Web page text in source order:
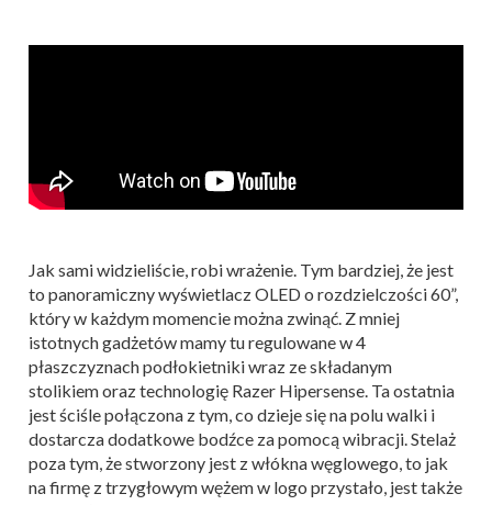
Jak sami widzieliście, robi wrażenie. Tym bardziej, że jest
to panoramiczny wyświetlacz OLED o rozdzielczości 60”,
który w każdym momencie można zwinąć. Z mniej
istotnych gadżetów mamy tu regulowane w 4
płaszczyznach podłokietniki wraz ze składanym
stolikiem oraz technologię Razer Hipersense. Ta ostatnia
jest ściśle połączona z tym, co dzieje się na polu walki i
dostarcza dodatkowe bodźce za pomocą wibracji. Stelaż
poza tym, że stworzony jest z włókna węglowego, to jak
na firmę z trzygłowym wężem w logo przystało, jest także